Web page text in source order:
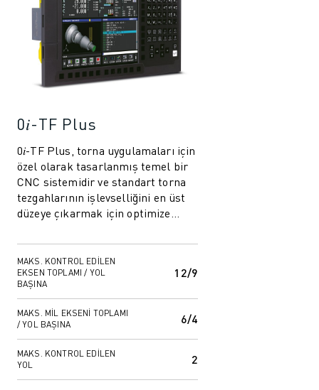
0𝑖-TF Plus
0𝑖-TF Plus, torna uygulamaları için
özel olarak tasarlanmış temel bir
CNC sistemidir ve standart torna
tezgahlarının işlevselliğini en üst
düzeye çıkarmak için optimize
MAKS. KONTROL EDILEN
EKSEN TOPLAMI / YOL
BAŞINA
12/9
MAKS. MIL EKSENI TOPLAMI
/ YOL BAŞINA
6/4
MAKS. KONTROL EDILEN
YOL
2